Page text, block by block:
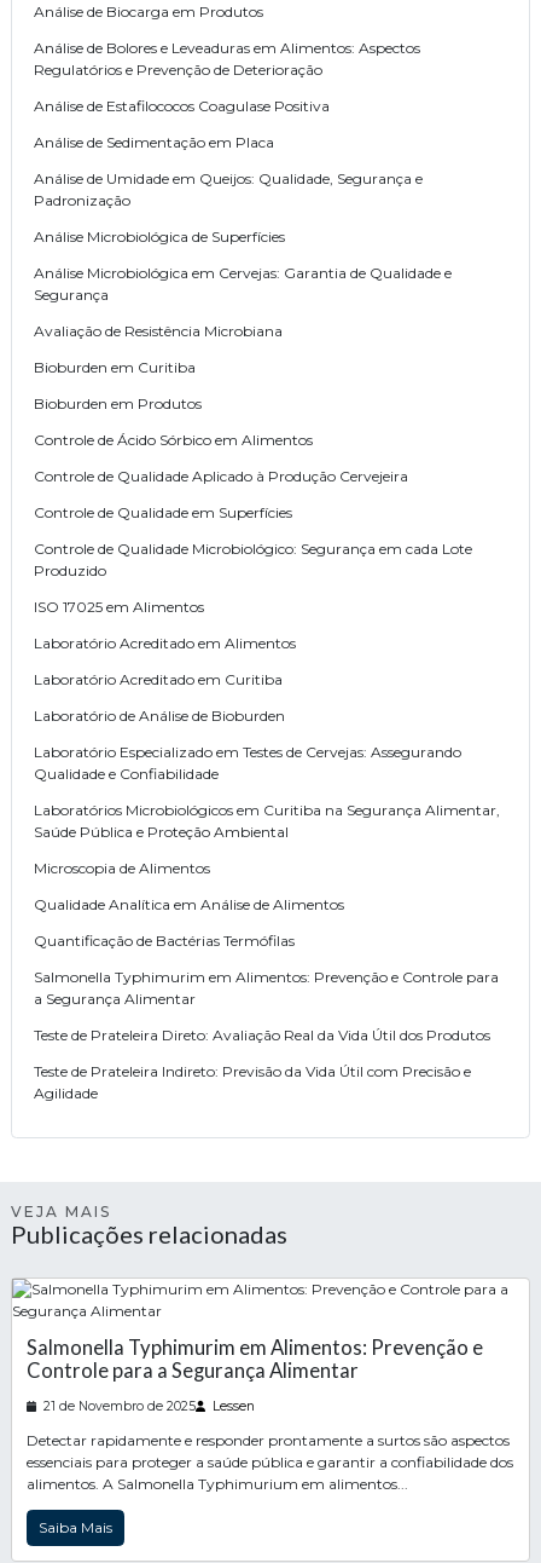
Análise de Biocarga em Produtos
Análise de Bolores e Leveaduras em Alimentos: Aspectos
Regulatórios e Prevenção de Deterioração
Análise de Estafilococos Coagulase Positiva
Análise de Sedimentação em Placa
Análise de Umidade em Queijos: Qualidade, Segurança e
Padronização
Análise Microbiológica de Superfícies
Análise Microbiológica em Cervejas: Garantia de Qualidade e
Segurança
Avaliação de Resistência Microbiana
Bioburden em Curitiba
Bioburden em Produtos
Controle de Ácido Sórbico em Alimentos
Controle de Qualidade Aplicado à Produção Cervejeira
Controle de Qualidade em Superfícies
Controle de Qualidade Microbiológico: Segurança em cada Lote
Produzido
ISO 17025 em Alimentos
Laboratório Acreditado em Alimentos
Laboratório Acreditado em Curitiba
Laboratório de Análise de Bioburden
Laboratório Especializado em Testes de Cervejas: Assegurando
Qualidade e Confiabilidade
Laboratórios Microbiológicos em Curitiba na Segurança Alimentar,
Saúde Pública e Proteção Ambiental
Microscopia de Alimentos
Qualidade Analítica em Análise de Alimentos
Quantificação de Bactérias Termófilas
Salmonella Typhimurim em Alimentos: Prevenção e Controle para
a Segurança Alimentar
Teste de Prateleira Direto: Avaliação Real da Vida Útil dos Produtos
Teste de Prateleira Indireto: Previsão da Vida Útil com Precisão e
Agilidade
VEJA MAIS
Publicações relacionadas
Salmonella Typhimurim em Alimentos: Prevenção e
Controle para a Segurança Alimentar
21 de Novembro de 2025 Lessen
Detectar rapidamente e responder prontamente a surtos são aspectos
essenciais para proteger a saúde pública e garantir a confiabilidade dos
alimentos. A Salmonella Typhimurium em alimentos...
Saiba Mais